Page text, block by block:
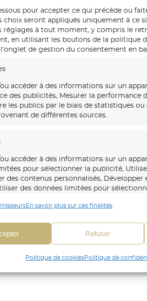
pour accepter ce qui précède ou
choix seront appliqués uniquement à ce
réglages à tout moment, y compris le
en utilisant les boutons de la politique
de gestion du consentement en
accéder à des informations sur un
des publicités, Mesurer la performance
les publics par le biais de statistiques
de différentes sources.
accéder à des informations sur un
pour sélectionner la publicité,
des contenus personnalisés, Développer
des données limitées pour
et combiner des données
de données, Relier différents appareils,
automatiquement.
En savoir plus sur ces finalités
Refuser
Politique de cookiesPolitique de
XVIII ème siècle.
de leur demeure, m’ont demandé